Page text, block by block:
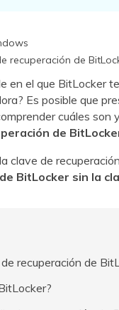
recuperación de
en el que BitLocker
Es posible que
cuáles son
de
clave de
BitLocker sin la
recuperación de